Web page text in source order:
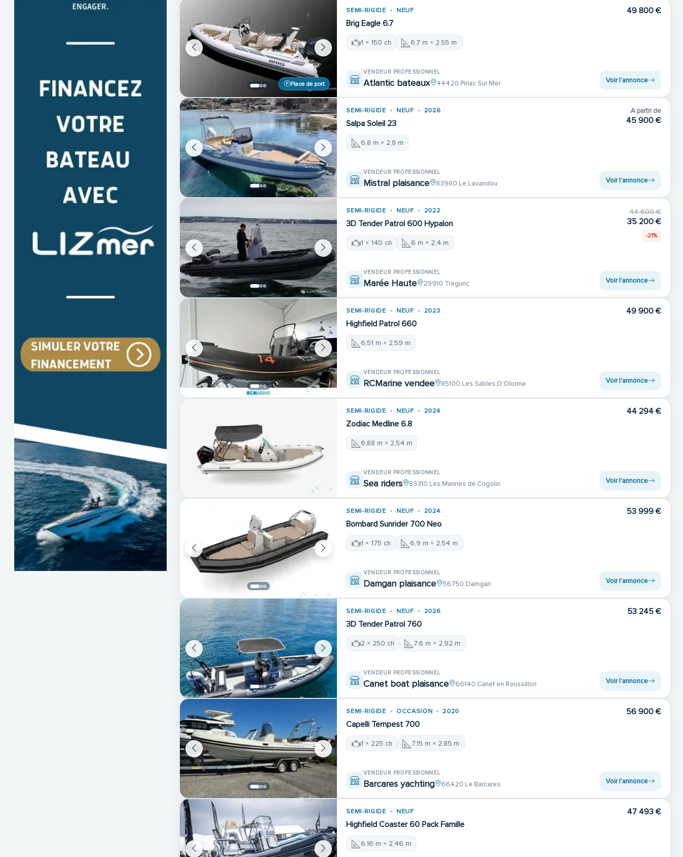
Place de port
SEMI-RIGIDE NEUF
Brig Eagle 6.7
49 800 €
1 × 150 ch 6,7 m × 2,55 m
VENDEUR PROFESSIONNEL
Atlantic bateaux 44420 Piriac Sur Mer Voir l'annonce
SEMI-RIGIDE NEUF 2026
Salpa Soleil 23
A partir de
45 900 €
6,8 m × 2,8 m
VENDEUR PROFESSIONNEL
Mistral plaisance 83980 Le Lavandou Voir l'annonce
SEMI-RIGIDE NEUF 2022
3D Tender Patrol 600 Hypalon
44 600 €
35 200 €
-21%
1 × 140 ch 6 m × 2,4 m
VENDEUR PROFESSIONNEL
Marée Haute 29910 Tregunc Voir l'annonce
SEMI-RIGIDE NEUF 2023
Highfield Patrol 660
49 900 €
6,51 m × 2,59 m
VENDEUR PROFESSIONNEL
RCMarine vendee 85100 Les Sables D'Olonne Voir l'annonce
SEMI-RIGIDE NEUF 2024
Zodiac Medline 6.8
44 294 €
6,88 m × 2,54 m
VENDEUR PROFESSIONNEL
Sea riders 83310 Les Marines de Cogolin Voir l'annonce
SEMI-RIGIDE NEUF 2024
Bombard Sunrider 700 Neo
53 999 €
1 × 175 ch 6,9 m × 2,54 m
VENDEUR PROFESSIONNEL
Damgan plaisance 56750 Damgan Voir l'annonce
SEMI-RIGIDE NEUF 2026
3D Tender Patrol 760
53 245 €
2 × 250 ch 7,6 m × 2,92 m
VENDEUR PROFESSIONNEL
Canet boat plaisance 66140 Canet en Roussillon Voir l'annonce
SEMI-RIGIDE OCCASION 2020
Capelli Tempest 700
56 900 €
1 × 225 ch 7,15 m × 2,85 m
VENDEUR PROFESSIONNEL
Barcares yachting 66420 Le Barcares Voir l'annonce
SEMI-RIGIDE NEUF
Highfield Coaster 60 Pack Famille
47 493 €
6,16 m × 2,46 m